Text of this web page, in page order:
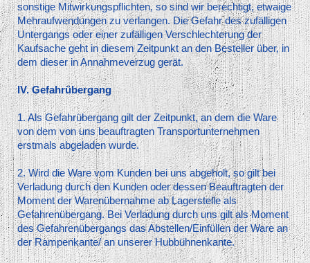
sonstige Mitwirkungspflichten, so sind wir berechtigt, etwaige
Mehraufwendungen zu verlangen. Die Gefahr des zufälligen
Untergangs oder einer zufälligen Verschlechterung der
Kaufsache geht in diesem Zeitpunkt an den Besteller über, in
dem dieser in Annahmeverzug gerät.
IV. Gefahrübergang
1. Als Gefahrübergang gilt der Zeitpunkt, an dem die Ware
von dem von uns beauftragten Transportunternehmen
erstmals abgeladen wurde.
2. Wird die Ware vom Kunden bei uns abgeholt, so gilt bei
Verladung durch den Kunden oder dessen Beauftragten der
Moment der Warenübernahme ab Lagerstelle als
Gefahrenübergang. Bei Verladung durch uns gilt als Moment
des Gefahrenübergangs das Abstellen/Einfüllen der Ware an
der Rampenkante/ an unserer Hubbühnenkante.